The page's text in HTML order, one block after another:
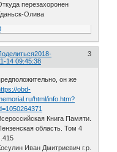
перезахоронен
Олива
3
2018-
14 09:45:38
он же
obd-
html/info.htm?
Книга Памяти.
область. Том 4
Иван Дмитриевич г.р.